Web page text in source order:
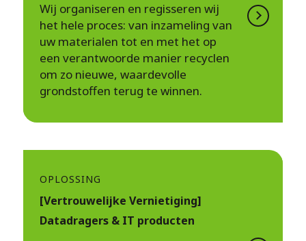
Wij organiseren en regisseren wij
het hele proces: van inzameling van
uw materialen tot en met het op
een verantwoorde manier recyclen
om zo nieuwe, waardevolle
grondstoffen terug te winnen.
OPLOSSING
[Vertrouwelijke Vernietiging]
Datadragers & IT producten